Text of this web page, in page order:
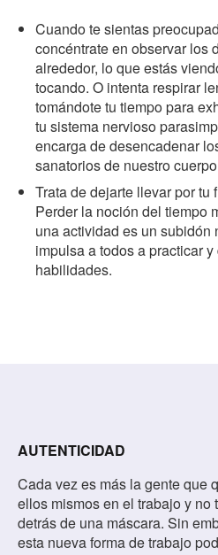
Cuando te sientas
concéntrate en observar los
alrededor, lo que estás
tocando. O intenta respirar
tomándote tu tiempo para
tu sistema nervioso
encarga de desencadenar
sanatorios de nuestro
Trata de dejarte llevar por tu
Perder la noción del tiempo
una actividad es un subidón
impulsa a todos a practicar
habilidades.
AUTENTICIDAD
Cada vez es más la gente que
ellos mismos en el trabajo y no
detrás de una máscara. Sin
esta nueva forma de trabajo